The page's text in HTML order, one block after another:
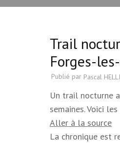
Trail
Forges-
Publié par Pascal
Un trail nocturne
semaines. Voici
Aller à la source
La chronique est